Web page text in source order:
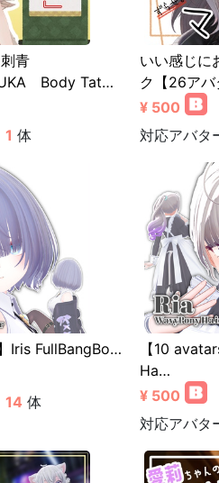
青
Body Tat…
1 体
いい感じに
ク【26ア
¥ 500
対応アバタ
Iris FullBangBo…
14 体
【10
Ha…
¥ 500
対応アバタ